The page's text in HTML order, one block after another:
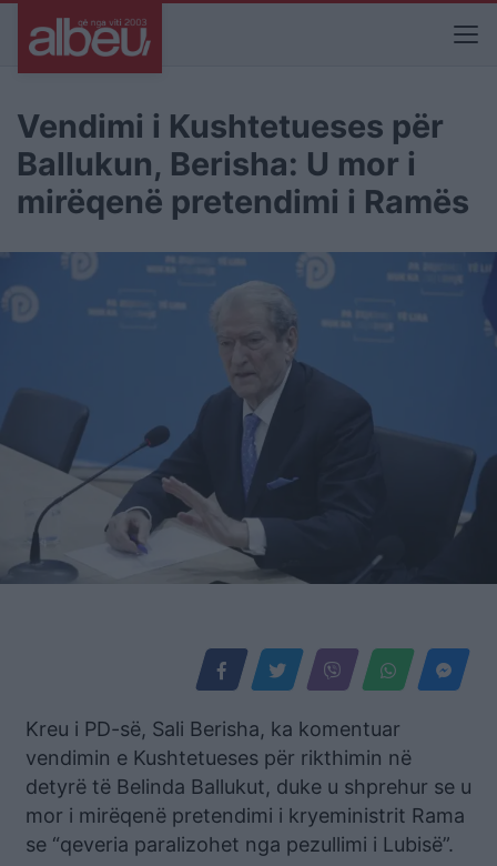
Vendimi i Kushtetueses për
Ballukun, Berisha: U mor i
mirëqenë pretendimi i Ramës
Kreu i PD-së, Sali Berisha, ka komentuar
vendimin e Kushtetueses për rikthimin në
detyrë të Belinda Ballukut, duke u shprehur se u
mor i mirëqenë pretendimi i kryeministrit Rama
se “qeveria paralizohet nga pezullimi i Lubisë”.